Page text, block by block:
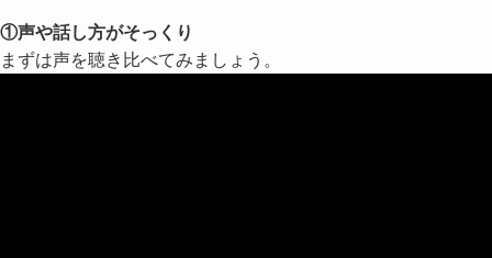
①声や話し方がそっくり
まずは声を聴き比べてみましょう。